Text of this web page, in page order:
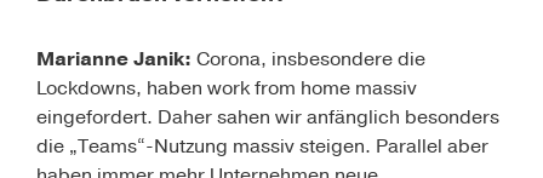
Marianne Janik: Corona, insbesondere die
Lockdowns, haben work from home massiv
eingefordert. Daher sahen wir anfänglich besonders
die „Teams“-Nutzung massiv steigen. Parallel aber